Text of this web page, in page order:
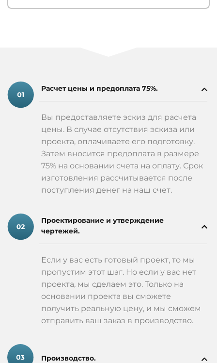
Расчет цены и предоплата 75%.
Вы предоставляете эскиз для расчета
цены. В случае отсутствия эскиза или
проекта, оплачиваете его подготовку.
Затем вносится предоплата в размере
75% на основании счета на оплату. Срок
изготовления рассчитывается после
поступления денег на наш счет.
Проектирование и утверждение
чертежей.
Если у вас есть готовый проект, то мы
пропустим этот шаг. Но если у вас нет
проекта, мы сделаем это. Только на
основании проекта вы сможете
получить реальную цену, и мы сможем
отправить ваш заказ в производство.
Производство.